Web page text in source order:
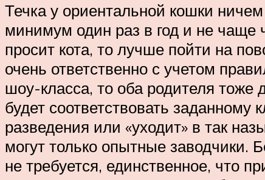
Течка у ориентальной кошки
минимум один раз в год и не чаще
просит кота, то лучше пойти на
очень ответственно с учетом
шоу-класса, то оба родителя тоже
будет соответствовать
разведения или «уходит» в так
могут только опытные заводчики.
не требуется, единственное, что